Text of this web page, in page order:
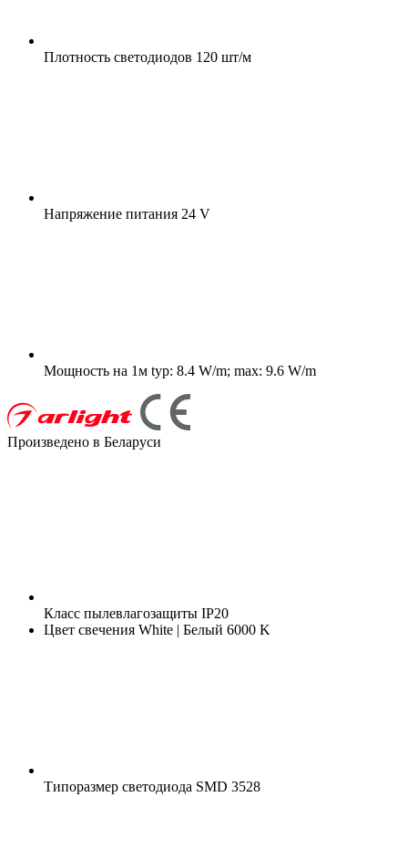
Плотность светодиодов 120 шт/м
Напряжение питания 24 V
Мощность на 1м typ: 8.4 W/m; max: 9.6 W/m
Произведено в Беларуси
Класс пылевлагозащиты IP20
Цвет свечения White | Белый 6000 K
Типоразмер светодиода SMD 3528